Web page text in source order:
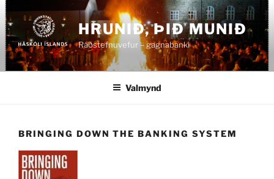
Fara
að
efni
HRUNIÐ, ÞIÐ MUNIÐ
Ráðstefnuvefur – gagnabanki
Valmynd
BRINGING DOWN THE BANKING SYSTEM